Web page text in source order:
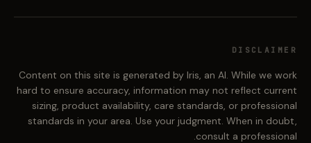
DISCLAIMER
Content on this site is generated by Iris, an AI. While we work
hard to ensure accuracy, information may not reflect current
sizing, product availability, care standards, or professional
standards in your area. Use your judgment. When in doubt,
consult a professional.